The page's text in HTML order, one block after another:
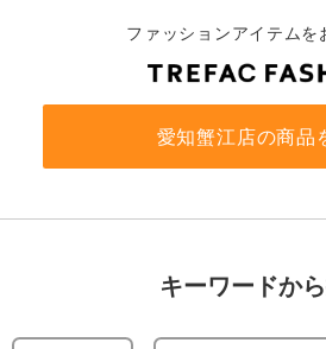
ファッションアイテムを
愛知蟹江店の商品
キーワードか